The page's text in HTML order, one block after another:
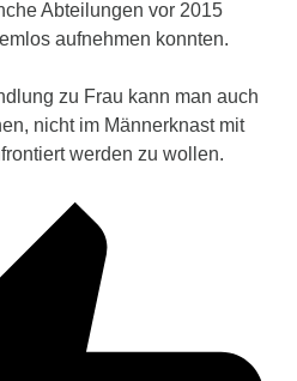
Abteilungen vor 2015
aufnehmen konnten.
zu Frau kann man auch
nicht im Männerknast mit
werden zu wollen.